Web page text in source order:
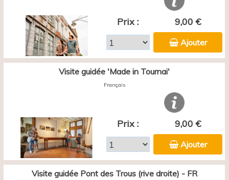
Prix : 9,00 €
Ajouter
Visite guidée 'Made in Tournai'
Français
Prix : 9,00 €
Ajouter
Visite guidée Pont des Trous (rive droite) - FR